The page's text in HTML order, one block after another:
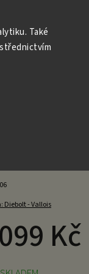
Také
Diebolt - Vallois
Kč